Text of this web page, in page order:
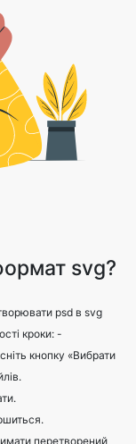
svg?
кроки: -
кнопку «Вибрати
перетворений
таку ж якість, як і